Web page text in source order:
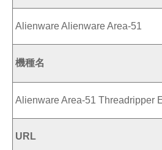
Alienware Alienware Area-51
機種名
Alienware Area-51 Threadripper
URL